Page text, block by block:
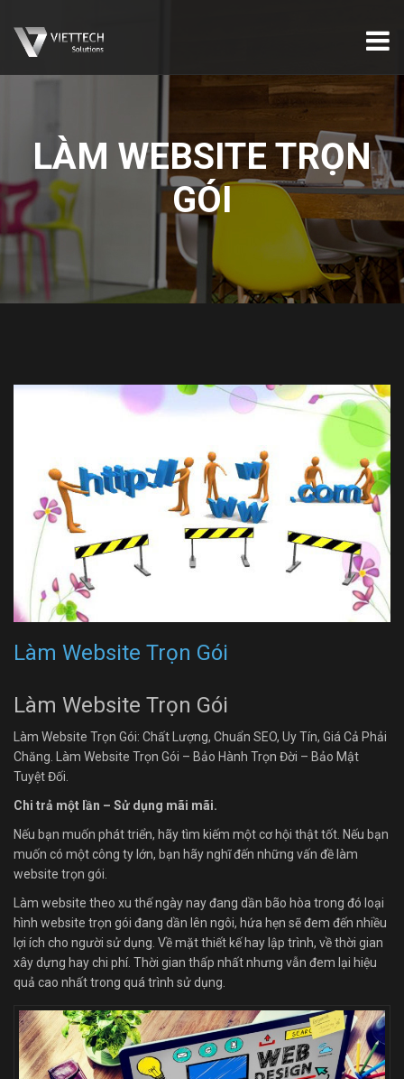
LÀM WEBSITE TRỌN
GÓI
Làm Website Trọn Gói
Làm Website Trọn Gói
Làm Website Trọn Gói: Chất Lượng, Chuẩn SEO, Uy Tín, Giá Cả Phải
Chăng. Làm Website Trọn Gói – Bảo Hành Trọn Đời – Bảo Mật
Tuyệt Đối.
Chi trả một lần – Sử dụng mãi mãi.
Nếu bạn muốn phát triển, hãy tìm kiếm một cơ hội thật tốt. Nếu bạn
muốn có một công ty lớn, bạn hãy nghĩ đến những vấn đề làm
website trọn gói.
Làm website theo xu thế ngày nay đang dần bão hòa trong đó loại
hình website trọn gói đang dần lên ngôi, hứa hẹn sẽ đem đến nhiều
lợi ích cho người sử dụng. Về mặt thiết kế hay lập trình, về thời gian
xây dựng hay chi phí. Thời gian thấp nhất nhưng vẫn đem lại hiệu
quả cao nhất trong quá trình sử dụng.